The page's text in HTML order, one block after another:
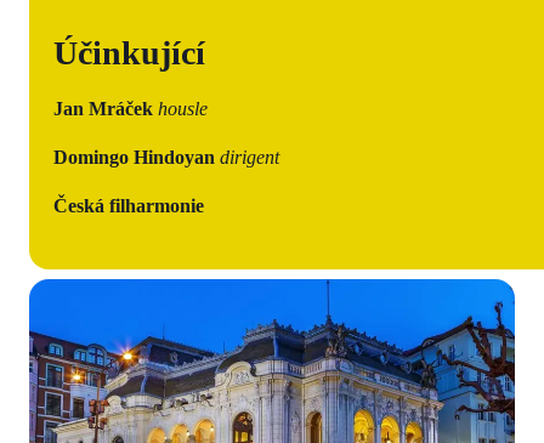
Účinkující
Jan Mráček housle
Domingo Hindoyan dirigent
Česká filharmonie